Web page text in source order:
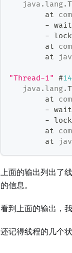
java . lang.
	at
com
-
-
	at
com
	at
"Thread-1" #14
java . lang.
	at
com
-
-
	at
com
	at
上面的输出列出了
的信息。
看到上面的输出，
还记得线程的几个